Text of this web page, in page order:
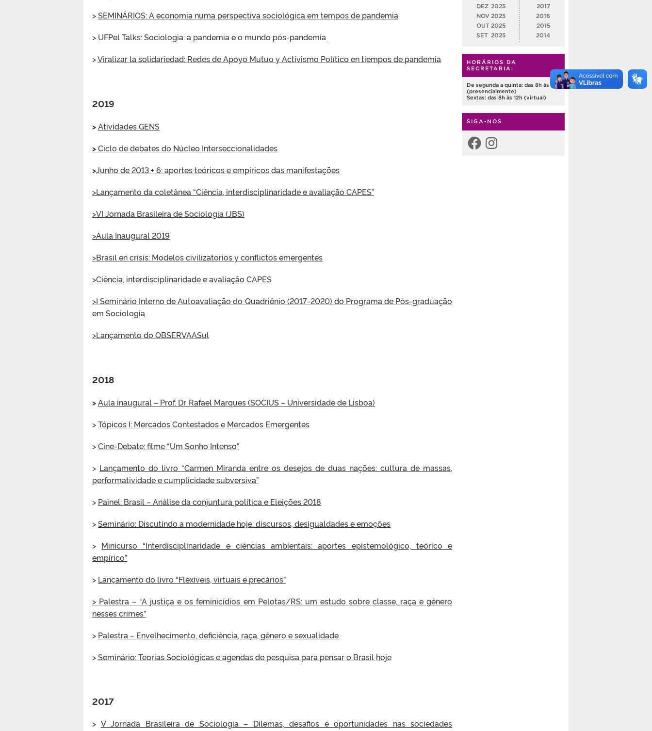
>SEMINÁRIOS: A economia numa perspectiva sociológica em tempos de pandemia
> UFPel Talks: Sociologia: a pandemia e o mundo pós-pandemia
>Viralizar la solidariedad: Redes de Apoyo Mutuo y Activismo Político en tiempos de pandemia
2019
>Atividades GENS
>Ciclo de debates do Núcleo Interseccionalidades
>Junho de 2013 + 6: aportes teóricos e empíricos das manifestações
>Lançamento da coletânea “Ciência, interdisciplinaridade e avaliação CAPES”
>VI Jornada Brasileira de Sociologia (JBS)
>Aula Inaugural 2019
>Brasil en crisis: Modelos civilizatorios y conflictos emergentes
>Ciência, interdisciplinaridade e avaliação CAPES
>I Seminário Interno de Autoavaliação do Quadriênio (2017-2020) do Programa de Pós-graduação
em Sociologia
>Lançamento do OBSERVAASul
2018
>Aula inaugural – Prof. Dr. Rafael Marques (SOCIUS – Universidade de Lisboa)
>Tópicos I: Mercados Contestados e Mercados Emergentes
>Cine-Debate: filme “Um Sonho Intenso”
> Lançamento do livro “Carmen Miranda entre os desejos de duas nações: cultura de massas,
performatividade e cumplicidade subversiva”
> Painel: Brasil – Análise da conjuntura política e Eleições 2018
>Seminário: Discutindo a modernidade hoje: discursos, desigualdades e emoções
> Minicurso “Interdisciplinaridade e ciências ambientais: aportes epistemológico, teórico e
empírico”
> Lançamento do livro “Flexíveis, virtuais e precários”
> Palestra – “A justiça e os feminicídios em Pelotas/RS: um estudo sobre classe, raça e gênero
nesses crimes”
> Palestra – Envelhecimento, deficiência, raça, gênero e sexualidade
>Seminário: Teorias Sociológicas e agendas de pesquisa para pensar o Brasil hoje
2017
> V Jornada Brasileira de Sociologia – Dilemas, desafios e oportunidades nas sociedades
DEZ 2025
NOV 2025
OUT 2025
SET 2025
2017
2016
2015
2014
HORÁRIOS DA
SECRETARIA:
De segunda a quinta: das 8h às 12h
(presencialmente)
Sextas: das 8h às 12h (virtual)
SIGA-NOS
FacebookInstagram